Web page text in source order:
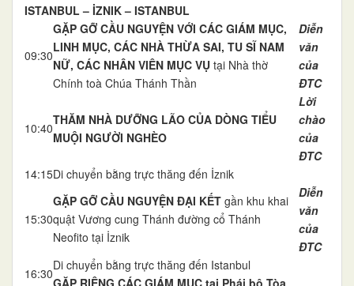
ISTANBUL – İZNIK – ISTANBUL
09:30
GẶP GỠ CẦU NGUYỆN VỚI CÁC GIÁM MỤC,
LINH MỤC, CÁC NHÀ THỪA SAI, TU SĨ NAM
NỮ, CÁC NHÂN VIÊN MỤC VỤ tại Nhà thờ
Chính toà Chúa Thánh Thần
Diễn
văn
của
ĐTC
10:40
THĂM NHÀ DƯỠNG LÃO CỦA DÒNG TIỂU
MUỘI NGƯỜI NGHÈO
Lời
chào
của
ĐTC
14:15Di chuyển bằng trực thăng đến İznik
15:30
GẶP GỠ CẦU NGUYỆN ĐẠI KẾT gần khu khai
quật Vương cung Thánh đường cổ Thánh
Neofito tại İznik
Diễn
văn
của
ĐTC
16:30
Di chuyển bằng trực thăng đến Istanbul